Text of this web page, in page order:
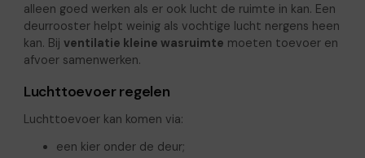
alleen goed werken als er ook lucht de ruimte in kan. Een
deurrooster helpt weinig als vochtige lucht nergens heen
kan. Bij ventilatie kleine wasruimte moeten toevoer en
afvoer samenwerken.
Luchttoevoer regelen
Luchttoevoer kan komen via:
een kier onder de deur;